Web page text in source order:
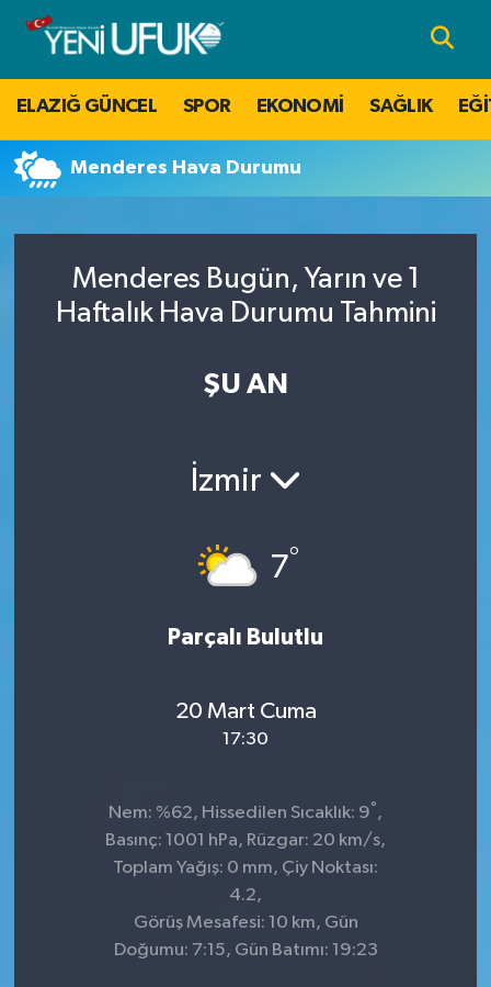
ELAZIĞ GÜNCEL SPOR EKONOMİ SAĞLIK
Menderes Hava Durumu
Menderes Bugün, Yarın ve 1
Haftalık Hava Durumu Tahmini
ŞU AN
İzmir
7°
Parçalı Bulutlu
20 Mart Cuma
17:30
Nem: %62, Hissedilen Sıcaklık: 9° ,
Basınç: 1001 hPa, Rüzgar: 20 km/s,
Toplam Yağış: 0 mm, Çiy Noktası:
4.2,
Görüş Mesafesi: 10 km, Gün
Doğumu: 7:15, Gün Batımı: 19:23
Nöbetçi Eczaneler
Hava Durumu
Namaz Vakitleri
Süper Lig Puan Durumu ve Fikstür